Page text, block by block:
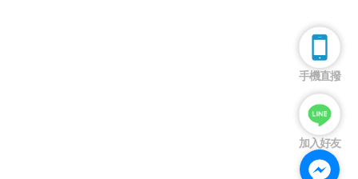
手機直撥
加入好友